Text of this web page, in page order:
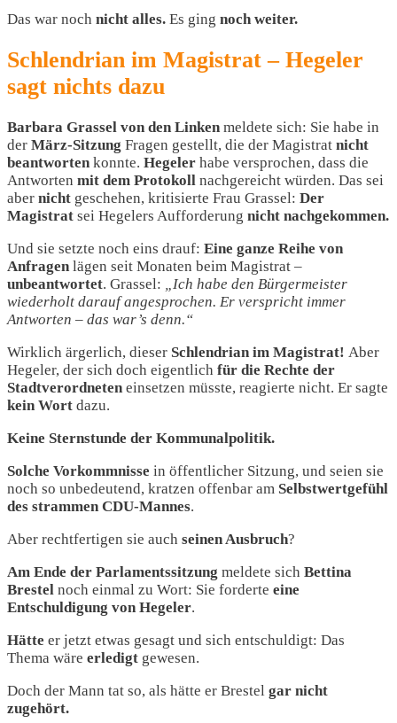
Das war noch nicht alles. Es ging noch weiter.
Schlendrian im Magistrat – Hegeler
sagt nichts dazu
Barbara Grassel von den Linken meldete sich: Sie habe in
der März-Sitzung Fragen gestellt, die der Magistrat nicht
beantworten konnte. Hegeler habe versprochen, dass die
Antworten mit dem Protokoll nachgereicht würden. Das sei
aber nicht geschehen, kritisierte Frau Grassel: Der
Magistrat sei Hegelers Aufforderung nicht nachgekommen.
Und sie setzte noch eins drauf: Eine ganze Reihe von
Anfragen lägen seit Monaten beim Magistrat –
unbeantwortet. Grassel: „Ich habe den Bürgermeister
wiederholt darauf angesprochen. Er verspricht immer
Antworten – das war’s denn.“
Wirklich ärgerlich, dieser Schlendrian im Magistrat! Aber
Hegeler, der sich doch eigentlich für die Rechte der
Stadtverordneten einsetzen müsste, reagierte nicht. Er sagte
kein Wort dazu.
Keine Sternstunde der Kommunalpolitik.
Solche Vorkommnisse in öffentlicher Sitzung, und seien sie
noch so unbedeutend, kratzen offenbar am Selbstwertgefühl
des strammen CDU-Mannes.
Aber rechtfertigen sie auch seinen Ausbruch?
Am Ende der Parlamentssitzung meldete sich Bettina
Brestel noch einmal zu Wort: Sie forderte eine
Entschuldigung von Hegeler.
Hätte er jetzt etwas gesagt und sich entschuldigt: Das
Thema wäre erledigt gewesen.
Doch der Mann tat so, als hätte er Brestel gar nicht
zugehört.